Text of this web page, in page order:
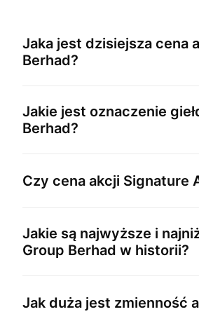
Jaka jest dzisiejsza cena
Berhad?
Jakie jest oznaczenie
Berhad?
Czy cena akcji Signature
Jakie są najwyższe i
Group Berhad w historii?
Jak duża jest zmienność